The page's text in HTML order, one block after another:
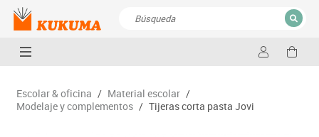
CERRAR
Escolar & oficina / Material escolar /
Modelaje y complementos / Tijeras corta pasta Jovi